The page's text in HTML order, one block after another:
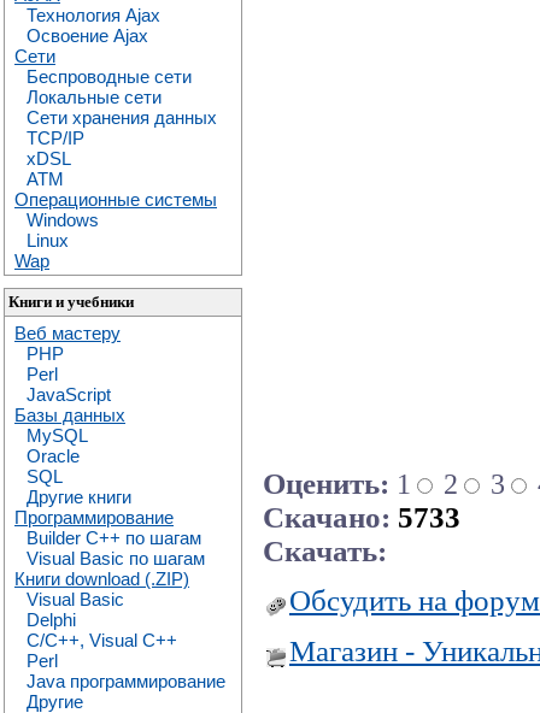
Технология Ajax
Освоение Ajax
Сети
Беспроводные сети
Локальные сети
Сети хранения данных
TCP/IP
xDSL
ATM
Операционные системы
Windows
Linux
Wap
Книги и учебники
Веб мастеру
PHP
Perl
JavaScript
Базы данных
MySQL
Oracle
SQL
Другие книги
Программирование
Builder C++ по шагам
Visual Basic по шагам
Книги download (.ZIP)
Visual Basic
Delphi
C/C++, Visual C++
Perl
Java программирование
Другие
Оценить: 1 2 3
Скачано: 5733
Скачать:
Обсудить на
Магазин -